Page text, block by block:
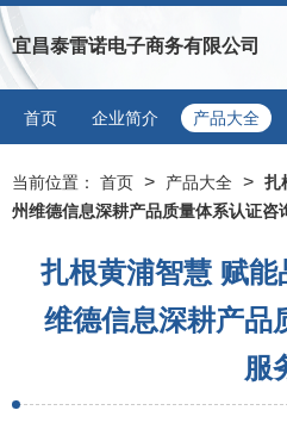
宜昌泰雷诺电子商务有限公司
首页 企业简介 产品大全
当前位置： 首页 > 产品大全 > 扎
州维德信息深耕产品质量体系认证咨
扎根黄浦智慧 赋
维德信息深耕产品
服